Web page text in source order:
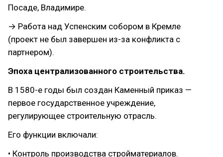
Посаде, Владимире.
→ Работа над Успенским собором в Кремле
(проект не был завершен из-за конфликта с
партнером).
Эпоха централизованного строительства.
В 1580-е годы был создан Каменный приказ —
первое государственное учреждение,
регулирующее строительную отрасль.
Его функции включали:
• Контроль производства стройматериалов.